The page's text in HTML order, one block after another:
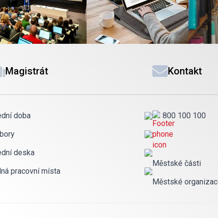
Magistrát
doba
deska
pracovní místa
Kontakt
800 100 100
Městské části
Městské